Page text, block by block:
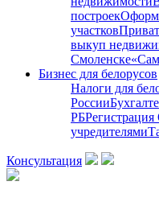
построек
участков
выкуп
Cмоленске
Бизнес для белорусов
Налоги для
России
РБ
учредителями
Консультация